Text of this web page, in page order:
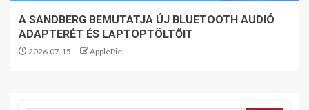
A SANDBERG BEMUTATJA ÚJ BLUETOOTH AUDIÓ
ADAPTERÉT ÉS LAPTOPTÖLTŐIT
2026.07.15. ApplePie